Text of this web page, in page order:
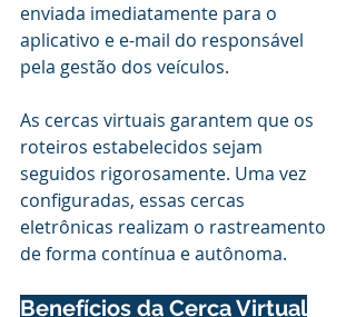
enviada imediatamente para o
aplicativo e e-mail do responsável
pela gestão dos veículos.
As cercas virtuais garantem que os
roteiros estabelecidos sejam
seguidos rigorosamente. Uma vez
configuradas, essas cercas
eletrônicas realizam o rastreamento
de forma contínua e autônoma.
Benefícios da Cerca Virtual